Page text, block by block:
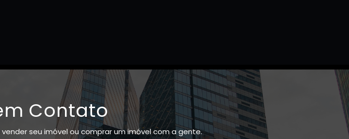
Contato
seu imóvel ou comprar um imóvel com a gente.